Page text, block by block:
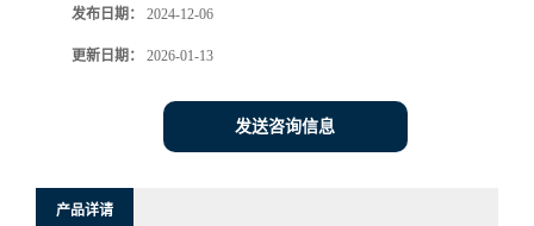
发布日期： 2024-12-06
更新日期： 2026-01-13
发送咨询信息
产品详请